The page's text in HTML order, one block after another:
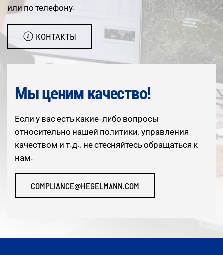
или по телефону.
КОНТАКТЫ
Мы ценим качество!
Если у вас есть какие-либо вопросы
относительно нашей политики, управления
качеством и т.д., не стесняйтесь обращаться к
нам.
COMPLIANCE@HEGELMANN.COM